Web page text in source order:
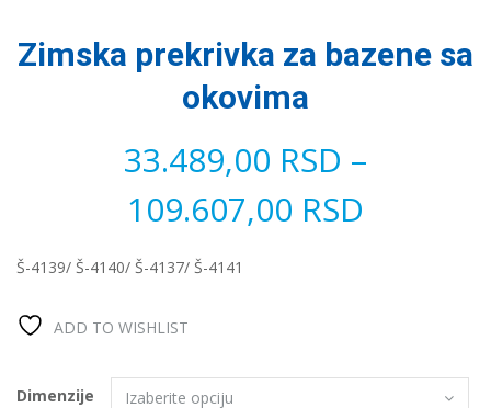
Zimska prekrivka za bazene sa
okovima
33.489,00 RSD –
109.607,00 RSD
Š-4139/ Š-4140/ Š-4137/ Š-4141
ADD TO WISHLIST
Dimenzije